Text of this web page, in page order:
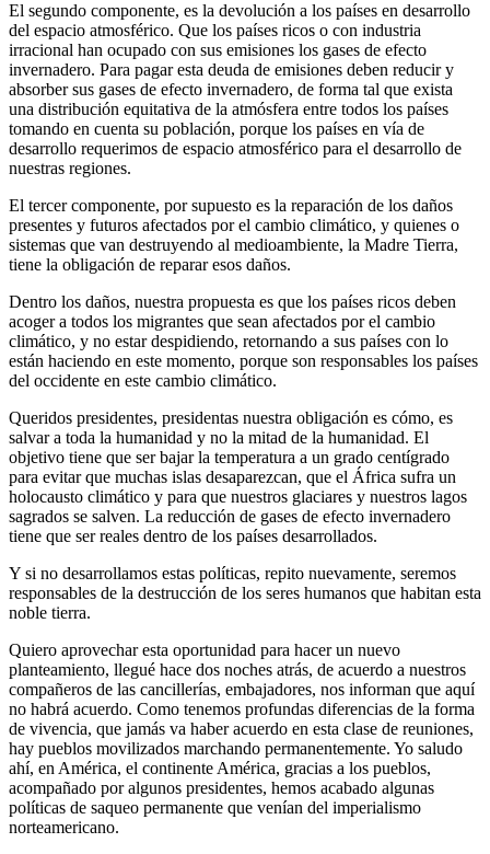
El segundo componente, es la devolución a los países en desarrollo
del espacio atmosférico. Que los países ricos o con industria
irracional han ocupado con sus emisiones los gases de efecto
invernadero. Para pagar esta deuda de emisiones deben reducir y
absorber sus gases de efecto invernadero, de forma tal que exista
una distribución equitativa de la atmósfera entre todos los países
tomando en cuenta su población, porque los países en vía de
desarrollo requerimos de espacio atmosférico para el desarrollo de
nuestras regiones.
El tercer componente, por supuesto es la reparación de los daños
presentes y futuros afectados por el cambio climático, y quienes o
sistemas que van destruyendo al medioambiente, la Madre Tierra,
tiene la obligación de reparar esos daños.
Dentro los daños, nuestra propuesta es que los países ricos deben
acoger a todos los migrantes que sean afectados por el cambio
climático, y no estar despidiendo, retornando a sus países con lo
están haciendo en este momento, porque son responsables los países
del occidente en este cambio climático.
Queridos presidentes, presidentas nuestra obligación es cómo, es
salvar a toda la humanidad y no la mitad de la humanidad. El
objetivo tiene que ser bajar la temperatura a un grado centígrado
para evitar que muchas islas desaparezcan, que el África sufra un
holocausto climático y para que nuestros glaciares y nuestros lagos
sagrados se salven. La reducción de gases de efecto invernadero
tiene que ser reales dentro de los países desarrollados.
Y si no desarrollamos estas políticas, repito nuevamente, seremos
responsables de la destrucción de los seres humanos que habitan esta
noble tierra.
Quiero aprovechar esta oportunidad para hacer un nuevo
planteamiento, llegué hace dos noches atrás, de acuerdo a nuestros
compañeros de las cancillerías, embajadores, nos informan que aquí
no habrá acuerdo. Como tenemos profundas diferencias de la forma
de vivencia, que jamás va haber acuerdo en esta clase de reuniones,
hay pueblos movilizados marchando permanentemente. Yo saludo
ahí, en América, el continente América, gracias a los pueblos,
acompañado por algunos presidentes, hemos acabado algunas
políticas de saqueo permanente que venían del imperialismo
norteamericano.